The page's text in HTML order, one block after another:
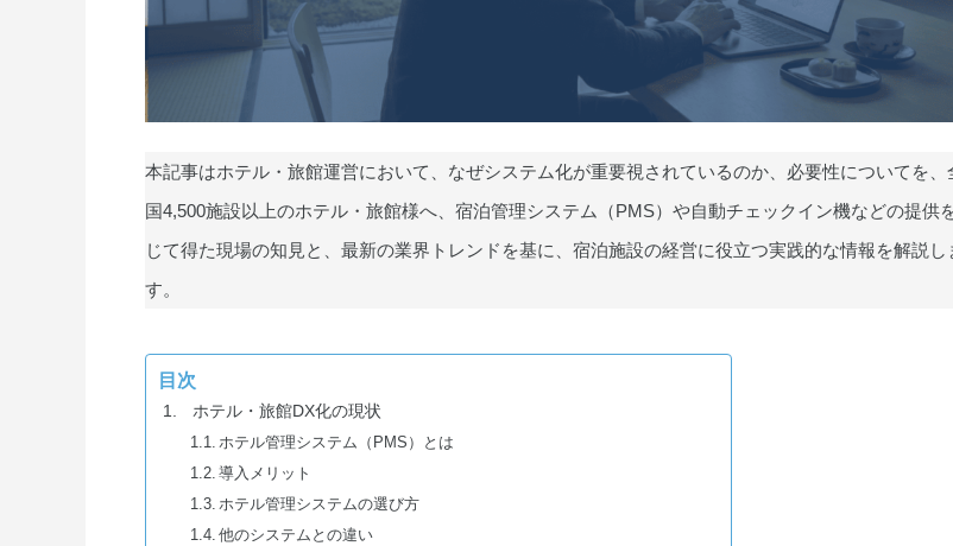
本記事はホテル・旅館運営において、なぜシステム化が重要視されているのか、必要性についてを、
国4,500施設以上のホテル・旅館様へ、宿泊管理システム（PMS）や自動チェックイン機などの提供
じて得た現場の知見と、最新の業界トレンドを基に、宿泊施設の経営に役立つ実践的な情報を解説し
す。
目次
ホテル・旅館DX化の現状
ホテル管理システム（PMS）とは
導入メリット
ホテル管理システムの選び方
他のシステムとの違い